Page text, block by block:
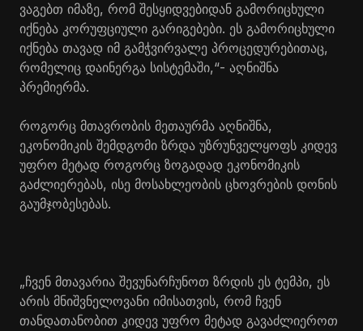
ვაგებთ იმაზე, რომ შესყიდვებიდან გამორიცხული
იქნება კორუფციული გარიგებები. ეს გამორიცხული
იქნება თავად იმ გამჭვირვალე პროცედურებითაც,
რომელიც დაინერგა სისტემაში,“- აღნიშნა
პრემიერმა.
როგორც მთავრობის მეთაურმა აღნიშნა,
ეკონომიკის შემდგომი ზრდა უზრუნველყოფს კიდევ
უფრო მეტად როგორც ზოგადად ეკონომიკის
გაძლიერებას, ისე მოსახლეობის ცხოვრების დონის
გაუმჯობესებას.
„ჩვენ მთავარია შევუნარჩუნოთ ზრდის ეს ტემპი, ეს
არის მნიშვნელოვანი იმისათვის, რომ ჩვენ
თანდათანობით კიდევ უფრო მეტად გავაძლიეროთ